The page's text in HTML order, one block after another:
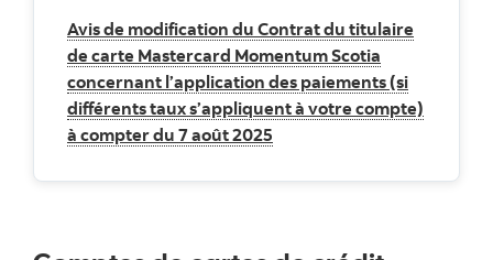
Avis de modification du Contrat du titulaire
de carte Mastercard Momentum Scotia
concernant l’application des paiements (si
différents taux s’appliquent à votre compte)
à compter du 7 août 2025